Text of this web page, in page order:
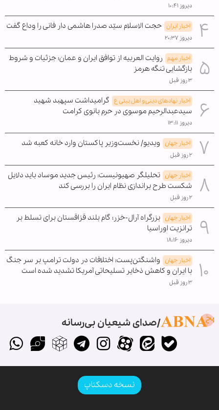
دیروز ۱۰:۴۱
اخبار ایران حجت الاسلام سیّد صدرا هاشمی دار فانی را وداع گفت
دیروز ۲۰:۳۷
اخبار مهم روایت العربیه از توافق ایران و عمان؛ جزئیات و شروط
بازگشایی تنگه هرمز
۳ روز قبل
اخبار نهادهای دینی و اهل بیتی ع گرامیداشت سپهبد شهید
سیدعبدالرحیم موسوی در حرم بانوی کرامت
دیروز ۱۳:۱۱
اخبار جهان ویدیو/ نخست‌وزیر پاکستان وارد خانه کعبه شد
۲ روز قبل
اخبار جهان تحلیلگر صهیونیست: رئیس جدید موساد باید دلایل
شکست طرح براندازی نظام ایران را بررسی کند
۲ روز قبل
اخبار جهان بزرگراه آرال-خزر؛ گام بلند قزاقستان برای تسلط بر
ترانزیت اوراسیا
دیروز ۱۸:۱۶
اخبار جهان واشنگتن‌پست: اختلافات در دولت ترامپ بر سر جنگ
با ایران و کاهش ذخایر تسلیحاتی آمریکا تشدید شده است
۳ روز قبل
صدای شیعیان بی‌رسانه
نسخه دسکتاپ